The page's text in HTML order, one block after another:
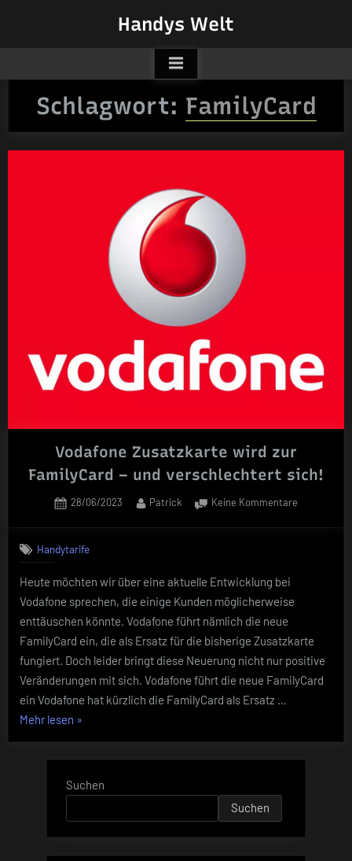
Handys Welt
Schlagwort: FamilyCard
Vodafone Zusatzkarte wird zur
FamilyCard – und verschlechtert sich!
Posted
28/06/2023 By
Patrick Keine Kommentarezu
Handytarife
Heute möchten wir über eine aktuelle Entwicklung bei
Vodafone sprechen, die einige Kunden möglicherweise
enttäuschen könnte. Vodafone führt nämlich die neue
FamilyCard ein, die als Ersatz für die bisherige Zusatzkarte
fungiert. Doch leider bringt diese Neuerung nicht nur positive
Veränderungen mit sich. Vodafone führt die neue FamilyCard
ein Vodafone hat kürzlich die FamilyCard als Ersatz …
Mehr lesen „Vodafone
wird
zur
FamilyCard
und
verschlechtert
»
Suchen
Suchen